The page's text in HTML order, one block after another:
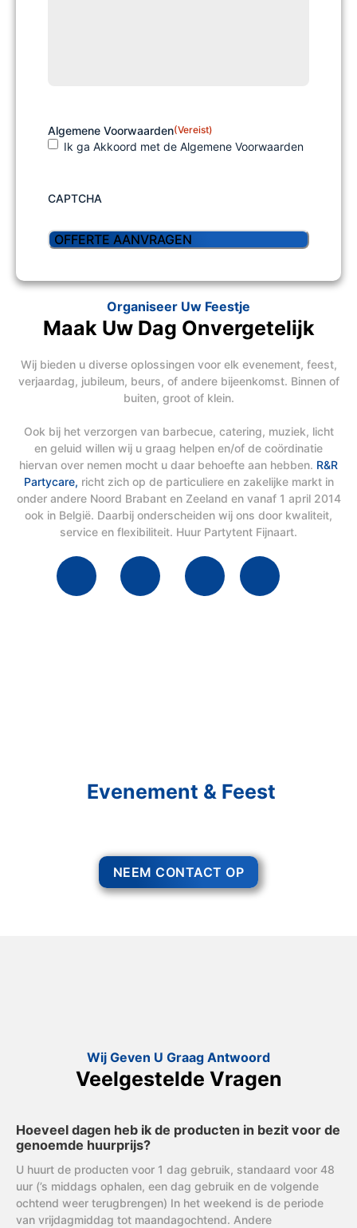
Algemene Voorwaarden(Vereist)
Ik ga Akkoord met de Algemene Voorwaarden
CAPTCHA
Organiseer Uw Feestje
Maak Uw Dag Onvergetelijk
Wij bieden u diverse oplossingen voor elk evenement, feest,
verjaardag, jubileum, beurs, of andere bijeenkomst. Binnen of
buiten, groot of klein.
Ook bij het verzorgen van barbecue, catering, muziek, licht
en geluid willen wij u graag helpen en/of de coördinatie
hiervan over nemen mocht u daar behoefte aan hebben. R&R
Partycare, richt zich op de particuliere en zakelijke markt in
onder andere Noord Brabant en Zeeland en vanaf 1 april 2014
ook in België. Daarbij onderscheiden wij ons door kwaliteit,
service en flexibiliteit. Huur Partytent Fijnaart.
Evenement & Feest
NEEM CONTACT OP
Wij Geven U Graag Antwoord
Veelgestelde Vragen
Hoeveel dagen heb ik de producten in bezit voor de
genoemde huurprijs?
U huurt de producten voor 1 dag gebruik, standaard voor 48
uur (’s middags ophalen, een dag gebruik en de volgende
ochtend weer terugbrengen) In het weekend is de periode
van vrijdagmiddag tot maandagochtend. Andere